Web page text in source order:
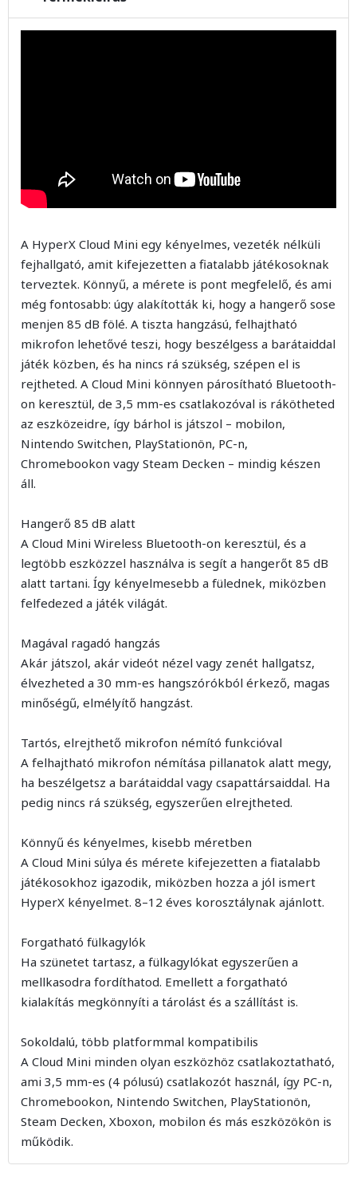
A HyperX Cloud Mini egy kényelmes, vezeték nélküli
fejhallgató, amit kifejezetten a fiatalabb játékosoknak
terveztek. Könnyű, a mérete is pont megfelelő, és ami
még fontosabb: úgy alakították ki, hogy a hangerő sose
menjen 85 dB fölé. A tiszta hangzású, felhajtható
mikrofon lehetővé teszi, hogy beszélgess a barátaiddal
játék közben, és ha nincs rá szükség, szépen el is
rejtheted. A Cloud Mini könnyen párosítható Bluetooth-
on keresztül, de 3,5 mm-es csatlakozóval is rákötheted
az eszközeidre, így bárhol is játszol – mobilon,
Nintendo Switchen, PlayStationön, PC-n,
Chromebookon vagy Steam Decken – mindig készen
áll.
Hangerő 85 dB alatt
A Cloud Mini Wireless Bluetooth-on keresztül, és a
legtöbb eszközzel használva is segít a hangerőt 85 dB
alatt tartani. Így kényelmesebb a fülednek, miközben
felfedezed a játék világát.
Magával ragadó hangzás
Akár játszol, akár videót nézel vagy zenét hallgatsz,
élvezheted a 30 mm-es hangszórókból érkező, magas
minőségű, elmélyítő hangzást.
Tartós, elrejthető mikrofon némító funkcióval
A felhajtható mikrofon némítása pillanatok alatt megy,
ha beszélgetsz a barátaiddal vagy csapattársaiddal. Ha
pedig nincs rá szükség, egyszerűen elrejtheted.
Könnyű és kényelmes, kisebb méretben
A Cloud Mini súlya és mérete kifejezetten a fiatalabb
játékosokhoz igazodik, miközben hozza a jól ismert
HyperX kényelmet. 8–12 éves korosztálynak ajánlott.
Forgatható fülkagylók
Ha szünetet tartasz, a fülkagylókat egyszerűen a
mellkasodra fordíthatod. Emellett a forgatható
kialakítás megkönnyíti a tárolást és a szállítást is.
Sokoldalú, több platformmal kompatibilis
A Cloud Mini minden olyan eszközhöz csatlakoztatható,
ami 3,5 mm-es (4 pólusú) csatlakozót használ, így PC-n,
Chromebookon, Nintendo Switchen, PlayStationön,
Steam Decken, Xboxon, mobilon és más eszközökön is
működik.